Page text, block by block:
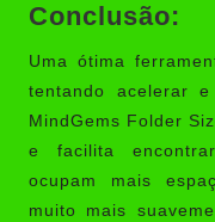
Conclusão:
Uma ótima
tentando acelerar
MindGems Folder
e facilita
ocupam mais
muito mais